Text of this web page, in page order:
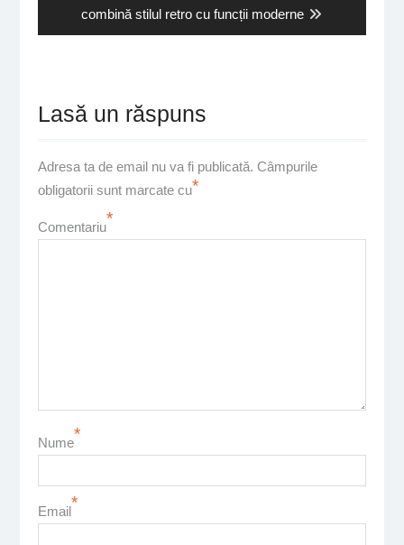
post:combină stilul retro cu funcții moderne
Lasă un răspuns
Adresa ta de email nu va fi publicată. Câmpurile
obligatorii sunt marcate cu*
Comentariu*
Nume*
Email*